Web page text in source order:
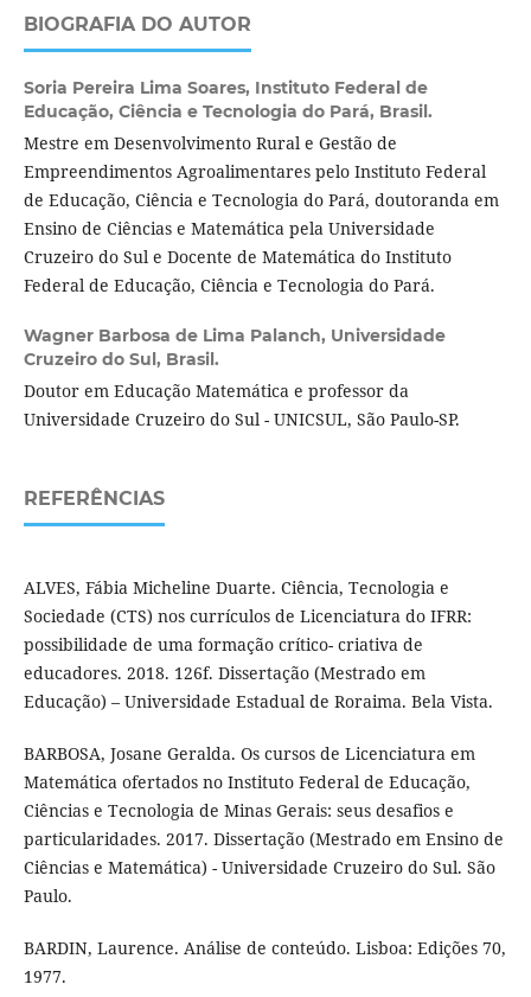
BIOGRAFIA DO AUTOR
Soria Pereira Lima Soares, Instituto Federal de
Educação, Ciência e Tecnologia do Pará, Brasil.
Mestre em Desenvolvimento Rural e Gestão de
Empreendimentos Agroalimentares pelo Instituto Federal
de Educação, Ciência e Tecnologia do Pará, doutoranda em
Ensino de Ciências e Matemática pela Universidade
Cruzeiro do Sul e Docente de Matemática do Instituto
Federal de Educação, Ciência e Tecnologia do Pará.
Wagner Barbosa de Lima Palanch, Universidade
Cruzeiro do Sul, Brasil.
Doutor em Educação Matemática e professor da
Universidade Cruzeiro do Sul - UNICSUL, São Paulo-SP.
REFERÊNCIAS
ALVES, Fábia Micheline Duarte. Ciência, Tecnologia e
Sociedade (CTS) nos currículos de Licenciatura do IFRR:
possibilidade de uma formação crítico- criativa de
educadores. 2018. 126f. Dissertação (Mestrado em
Educação) – Universidade Estadual de Roraima. Bela Vista.
BARBOSA, Josane Geralda. Os cursos de Licenciatura em
Matemática ofertados no Instituto Federal de Educação,
Ciências e Tecnologia de Minas Gerais: seus desafios e
particularidades. 2017. Dissertação (Mestrado em Ensino de
Ciências e Matemática) - Universidade Cruzeiro do Sul. São
Paulo.
BARDIN, Laurence. Análise de conteúdo. Lisboa: Edições 70,
1977.